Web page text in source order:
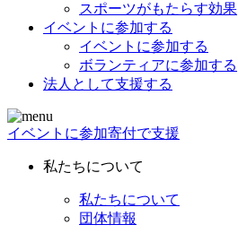
スポーツがもたらす効果
イベントに参加する
イベントに参加する
ボランティアに参加する
法人として支援する
イベントに参加寄付で支援
私たちについて
私たちについて
団体情報